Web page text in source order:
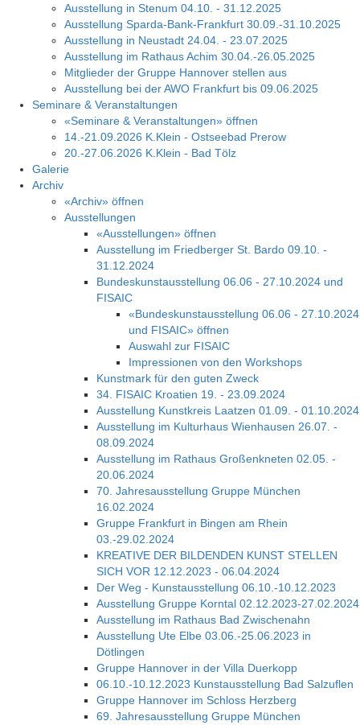
Ausstellung in Stenum 04.10. - 31.12.2025
Ausstellung Sparda-Bank-Frankfurt 30.09.-31.10.2025
Ausstellung in Neustadt 24.04. - 23.07.2025
Ausstellung im Rathaus Achim 30.04.-26.05.2025
Mitglieder der Gruppe Hannover stellen aus
Ausstellung bei der AWO Frankfurt bis 09.06.2025
Seminare & Veranstaltungen
«Seminare & Veranstaltungen» öffnen
14.-21.09.2026 K.Klein - Ostseebad Prerow
20.-27.06.2026 K.Klein - Bad Tölz
Galerie
Archiv
«Archiv» öffnen
Ausstellungen
«Ausstellungen» öffnen
Ausstellung im Friedberger St. Bardo 09.10. -
31.12.2024
Bundeskunstausstellung 06.06 - 27.10.2024 und
FISAIC
«Bundeskunstausstellung 06.06 - 27.10.2024
und FISAIC» öffnen
Auswahl zur FISAIC
Impressionen von den Workshops
Kunstmark für den guten Zweck
34. FISAIC Kroatien 19. - 23.09.2024
Ausstellung Kunstkreis Laatzen 01.09. - 01.10.2024
Ausstellung im Kulturhaus Wienhausen 26.07. -
08.09.2024
Ausstellung im Rathaus Großenkneten 02.05. -
20.06.2024
70. Jahresausstellung Gruppe München
16.02.2024
Gruppe Frankfurt in Bingen am Rhein
03.-29.02.2024
KREATIVE DER BILDENDEN KUNST STELLEN
SICH VOR 12.12.2023 - 06.04.2024
Der Weg - Kunstausstellung 06.10.-10.12.2023
Ausstellung Gruppe Korntal 02.12.2023-27.02.2024
Ausstellung im Rathaus Bad Zwischenahn
Ausstellung Ute Elbe 03.06.-25.06.2023 in
Dötlingen
Gruppe Hannover in der Villa Duerkopp
06.10.-10.12.2023 Kunstausstellung Bad Salzuflen
Gruppe Hannover im Schloss Herzberg
69. Jahresausstellung Gruppe München